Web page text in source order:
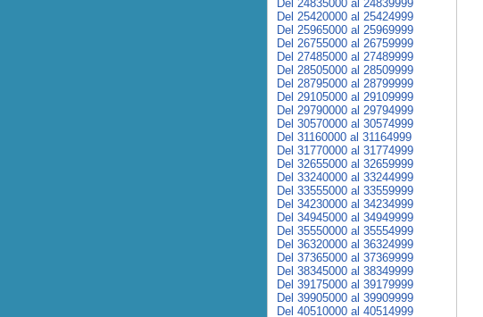
Del 24835000 al 24839999
Del 25420000 al 25424999
Del 25965000 al 25969999
Del 26755000 al 26759999
Del 27485000 al 27489999
Del 28505000 al 28509999
Del 28795000 al 28799999
Del 29105000 al 29109999
Del 29790000 al 29794999
Del 30570000 al 30574999
Del 31160000 al 31164999
Del 31770000 al 31774999
Del 32655000 al 32659999
Del 33240000 al 33244999
Del 33555000 al 33559999
Del 34230000 al 34234999
Del 34945000 al 34949999
Del 35550000 al 35554999
Del 36320000 al 36324999
Del 37365000 al 37369999
Del 38345000 al 38349999
Del 39175000 al 39179999
Del 39905000 al 39909999
Del 40510000 al 40514999